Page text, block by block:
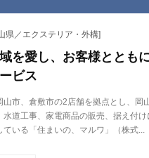
県／エクステリア・外構]
を愛し、お客様ととも
ビス
市、倉敷市の2店舗を拠点とし、岡
水道工事、家電商品の販売、据え付
ている「住まいの、マルワ」（株式...